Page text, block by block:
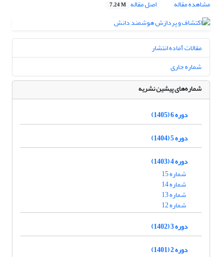
مشاهده مقاله
اصل مقاله 7.24 M
مقالات آماده انتشار
شماره جاری
شماره‌های پیشین نشریه
دوره 6 (1405)
دوره 5 (1404)
دوره 4 (1403)
شماره 15
شماره 14
شماره 13
شماره 12
دوره 3 (1402)
دوره 2 (1401)